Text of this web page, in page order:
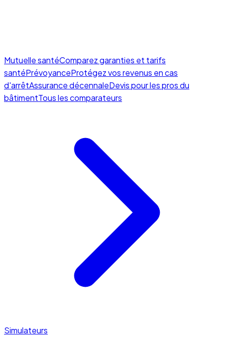
Mutuelle santéComparez garanties et tarifs
santéPrévoyanceProtégez vos revenus en cas
d'arrêtAssurance décennaleDevis pour les pros du
bâtimentTous les comparateurs
Simulateurs